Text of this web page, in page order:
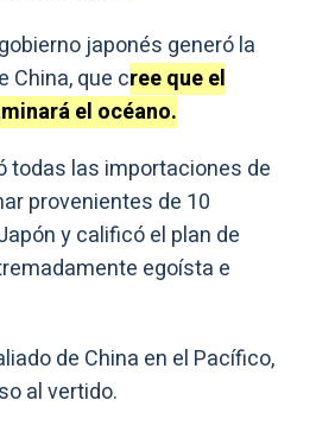
japonés generó la
China, que cree que el
el océano.
todas las importaciones de
provenientes de 10
y calificó el plan de
egoísta e
de China en el Pacífico,
al vertido.